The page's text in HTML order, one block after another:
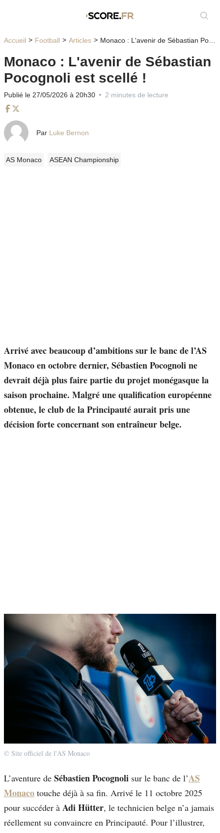
Accueil Football Articles Monaco : L'avenir de Sébastian Pocognoli est scellé !
Monaco : L'avenir de Sébastian
Pocognoli est scellé !
Publié le 27/05/2026 à 20h30 2 minutes de lecture
Par Luke Bernon
AS Monaco ASEAN Championship
Arrivé avec beaucoup d’ambitions sur le banc de l’AS
Monaco en octobre dernier, Sébastien Pocognoli ne
devrait déjà plus faire partie du projet monégasque la
saison prochaine. Malgré une qualification européenne
obtenue, le club de la Principauté aurait pris une
décision forte concernant son entraîneur belge.
© Site officiel de l'AS Monaco
L’aventure de Sébastien Pocognoli sur le banc de l’AS
Monaco touche déjà à sa fin. Arrivé le 11 octobre 2025
pour succéder à Adi Hütter, le technicien belge n’a jamais
réellement su convaincre en Principauté. Pour l’illustrer,